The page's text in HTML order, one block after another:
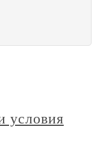
условия